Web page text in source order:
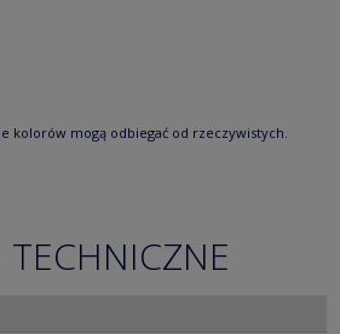
kolorów mogą odbiegać od rzeczywistych.
TECHNICZNE